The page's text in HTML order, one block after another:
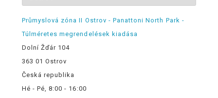
Průmyslová zóna II Ostrov - Panattoni North Park -
Túlméretes megrendelések kiadása
Dolní Žďár 104
363 01 Ostrov
Česká republika
Hé - Pé, 8:00 - 16:00